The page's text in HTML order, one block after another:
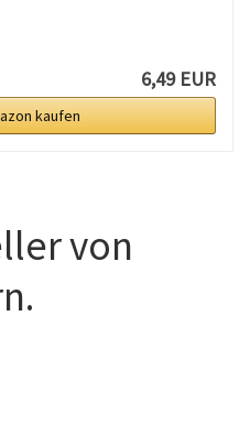
6,49 EUR
kaufen
von